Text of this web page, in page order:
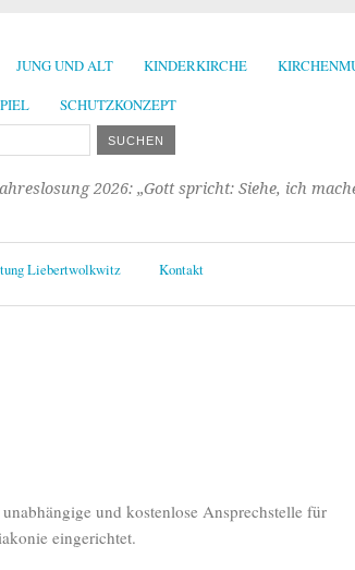
JUNG UND ALT KINDERKIRCHE
SCHUTZKONZEPT
2026: „Gott spricht: Siehe, ich
Liebertwolkwitz Kontakt
und kostenlose Ansprechstelle für
eingerichtet.